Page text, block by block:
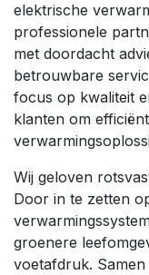
elektrische
professionele
met doordacht
betrouwbare
focus op kwaliteit
klanten om
Wij geloven
Door in te zetten
groenere
voetafdruk.